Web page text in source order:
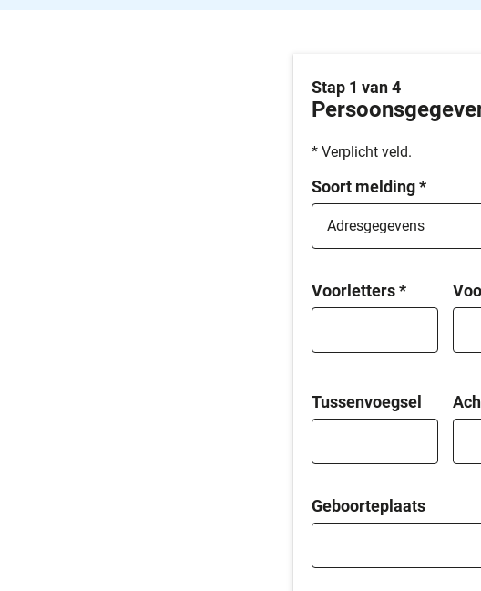
Stap 1 van 4
* Verplicht veld.
Soort melding*
Voorletters*
Tussenvoegsel
Geboorteplaats